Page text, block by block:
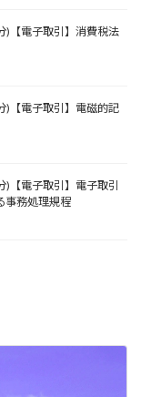
)【電子取引】消費税法
)【電子取引】電磁的記
)【電子取引】電子取引
事務処理規程